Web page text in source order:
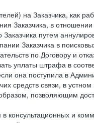
на Заказчика, как
в отношении
путем
Заказчика в
по Договору и
уплаты штрафа в
она поступила в
средств связи, в
позволяющим
и